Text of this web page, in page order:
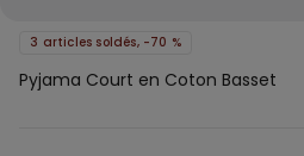
3 articles soldés, -70 %
Pyjama Court en Coton Basset